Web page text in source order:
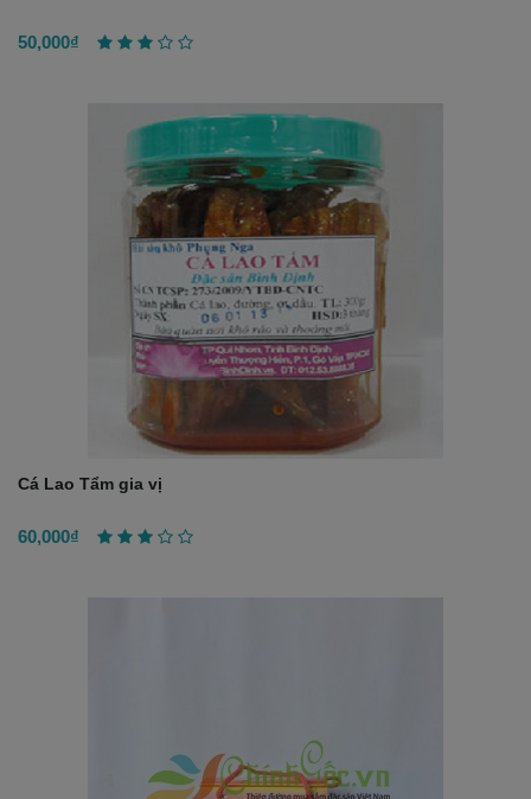
50,000₫
Cá Lao Tẩm gia vị
60,000₫